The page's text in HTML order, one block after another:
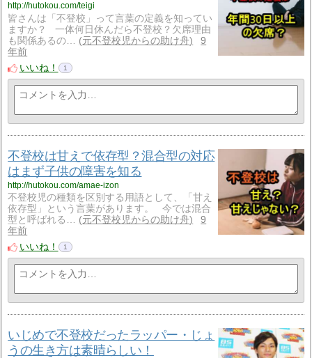
http://hutokou.com/teigi
皆さんは「不登校」って言葉の定義を知ってい
ますか？ 一体何日休んだら不登校？欠席理由
も関係あるの…
元不登校児からの助け舟
9
年前
いいね！
1
不登校は甘えで依存型？混合型の対応
はまず子供の障害を知る
http://hutokou.com/amae-izon
不登校児の種類を区別する用語として、「甘え
依存型」という言葉があります。 今では混合
型と呼ばれる…
元不登校児からの助け舟
9
年前
いいね！
1
いじめで不登校だったラッパー・じょ
うの生き方は素晴らしい！